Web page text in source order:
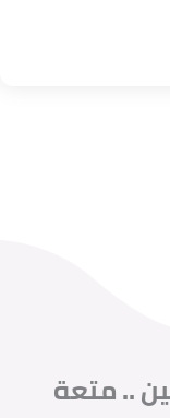
.. متعة